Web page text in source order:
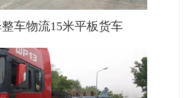
车物流15米平板货车